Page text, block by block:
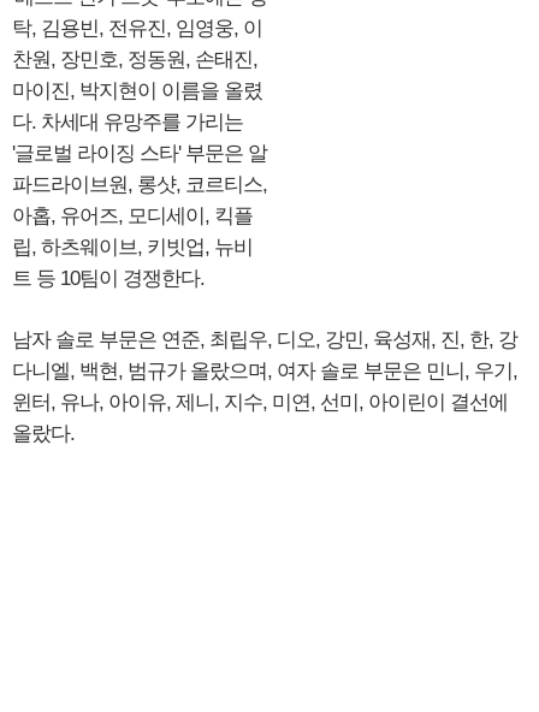
탁, 김용빈, 전유진, 임영웅, 이
찬원, 장민호, 정동원, 손태진,
마이진, 박지현이 이름을 올렸
다. 차세대 유망주를 가리는
'글로벌 라이징 스타' 부문은 알
파드라이브원, 롱샷, 코르티스,
아홉, 유어즈, 모디세이, 킥플
립, 하츠웨이브, 키빗업, 뉴비
트 등 10팀이 경쟁한다.
남자 솔로 부문은 연준, 최립우, 디오, 강민, 육성재, 진, 한, 강
다니엘, 백현, 범규가 올랐으며, 여자 솔로 부문은 민니, 우기,
윈터, 유나, 아이유, 제니, 지수, 미연, 선미, 아이린이 결선에
올랐다.